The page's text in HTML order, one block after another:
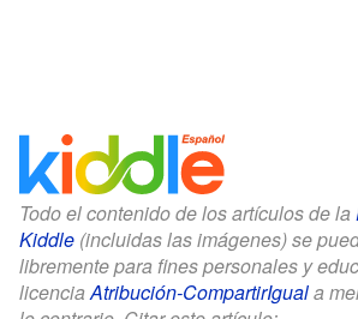
Todo el contenido de los artículos de la
Kiddle (incluidas las imágenes) se
libremente para fines personales y
licenciaAtribución-CompartirIguala